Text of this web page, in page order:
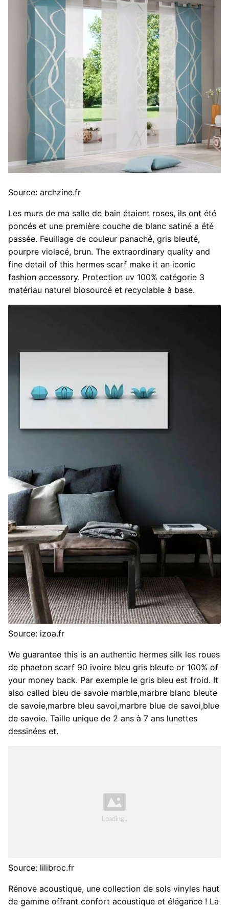
Source: archzine.fr
Les murs de ma salle de bain étaient roses, ils ont été
poncés et une première couche de blanc satiné a été
passée. Feuillage de couleur panaché, gris bleuté,
pourpre violacé, brun. The extraordinary quality and
fine detail of this hermes scarf make it an iconic
fashion accessory. Protection uv 100% catégorie 3
matériau naturel biosourcé et recyclable à base.
Source: izoa.fr
We guarantee this is an authentic hermes silk les roues
de phaeton scarf 90 ivoire bleu gris bleute or 100% of
your money back. Par exemple le gris bleu est froid. It
also called bleu de savoie marble,marbre blanc bleute
de savoie,marbre bleu savoi,marbre blue de savoi,blue
de savoie. Taille unique de 2 ans à 7 ans lunettes
dessinées et.
Source: lilibroc.fr
Rénove acoustique, une collection de sols vinyles haut
de gamme offrant confort acoustique et élégance ! La